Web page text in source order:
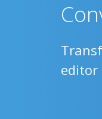
editor